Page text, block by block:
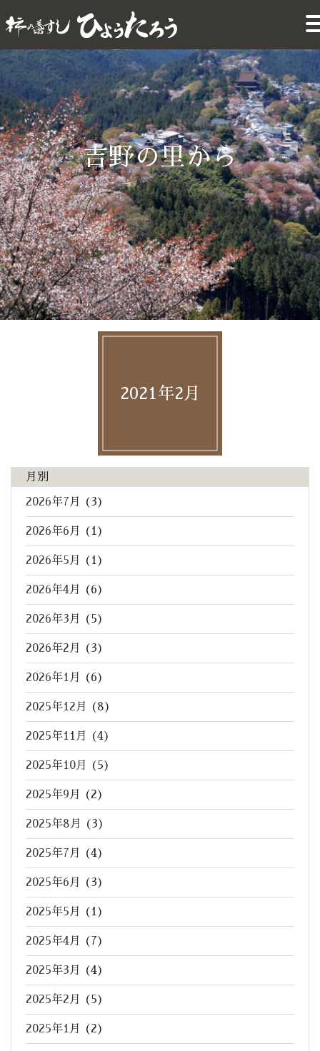
吉野の里から
2021年2月
月別
2026年7月 (3)
2026年6月 (1)
2026年5月 (1)
2026年4月 (6)
2026年3月 (5)
2026年2月 (3)
2026年1月 (6)
2025年12月 (8)
2025年11月 (4)
2025年10月 (5)
2025年9月 (2)
2025年8月 (3)
2025年7月 (4)
2025年6月 (3)
2025年5月 (1)
2025年4月 (7)
2025年3月 (4)
2025年2月 (5)
2025年1月 (2)